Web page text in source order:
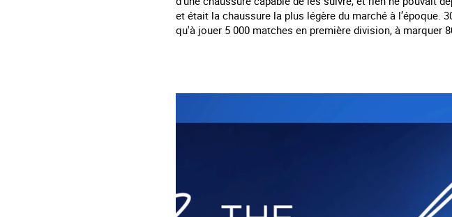
et était la chaussure la plus légère du marché à l’époque.
qu'à jouer 5 000 matches en première division, à marquer